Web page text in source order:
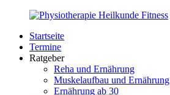
Zurück
Inhalt
PhysioMed-
Fit.de
Gesundheit
Startseite
Termine
Ratgeber
Reha und Ernährung
Muskelaufbau und Ernährung
Ernährung ab 30